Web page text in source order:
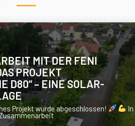
MIT DER FENI
PROJEKT
D80“ – EINE SOLAR-
Projekt wurde abgeschlossen!
In